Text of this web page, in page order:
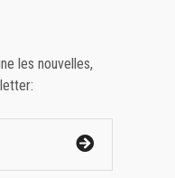
les nouvelles,